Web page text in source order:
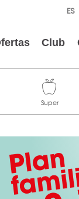
Club